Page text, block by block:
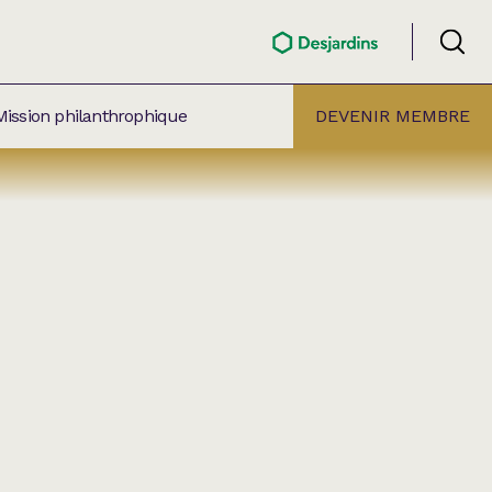
philanthrophique DEVENIR MEMBRE